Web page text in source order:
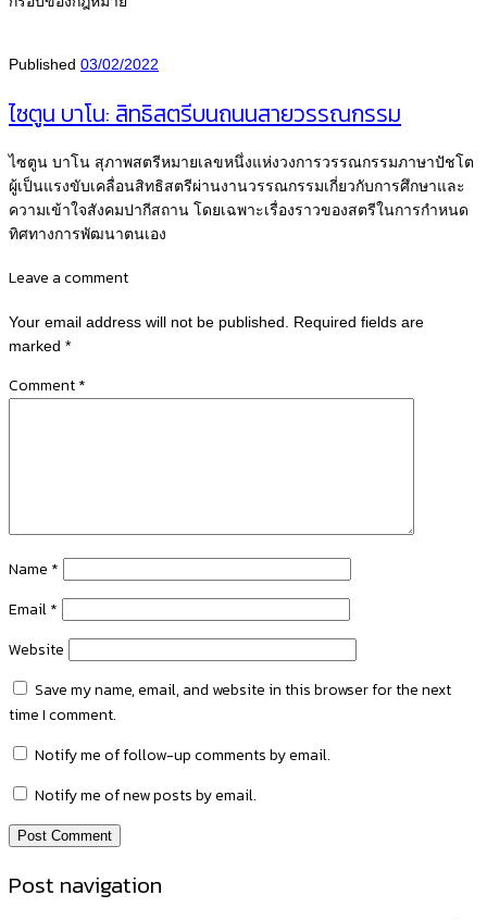
Published 03/02/2022
ไซตูน บาโน: สิทธิสตรีบนถนนสายวรรณกรรม
ไซตูน บาโน สุภาพสตรีหมายเลขหนึ่งแห่งวงการวรรณกรรมภาษาปัชโต
ผู้เป็นแรงขับเคลื่อนสิทธิสตรีผ่านงานวรรณกรรมเกี่ยวกับการศึกษาและ
ความเข้าใจสังคมปากีสถาน โดยเฉพาะเรื่องราวของสตรีในการกำหนด
ทิศทางการพัฒนาตนเอง
Leave a comment
Your email address will not be published.
Required fields are
marked *
Comment*
Name *
Email*
Website
Save my name, email, and website in this browser for the next
time I comment.
Notify me of follow-up comments by email.
Notify me of new posts by email.
Post navigation